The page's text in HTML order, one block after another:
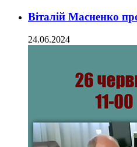
Віталій Масненко
24.06.2024